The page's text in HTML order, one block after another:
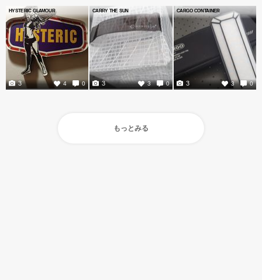
HYSTERIC GLAMOUR
4 0
3
CARRY THE SUN
3 0
3
CARGO CONTAINER
3 0
3
もっとみる